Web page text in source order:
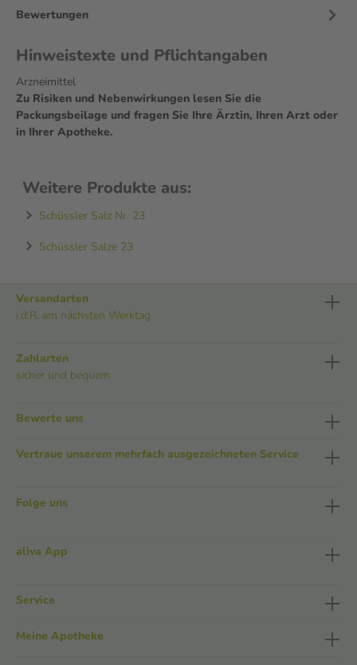
Bewertungen
Hinweistexte und Pflichtangaben
Arzneimittel
Zu Risiken und Nebenwirkungen lesen Sie die
Packungsbeilage und fragen Sie Ihre Ärztin, Ihren Arzt oder
in Ihrer Apotheke.
Weitere Produkte aus:
Schüssler Salz Nr. 23
Schüssler Salze 23
Versandarten
i.d.R. am nächsten Werktag
Zahlarten
sicher und bequem
Bewerte uns
Vertraue unserem mehrfach ausgezeichneten Service
Folge uns
aliva App
Service
Meine Apotheke